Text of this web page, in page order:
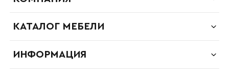
КАТАЛОГ МЕБЕЛИ
ИНФОРМАЦИЯ